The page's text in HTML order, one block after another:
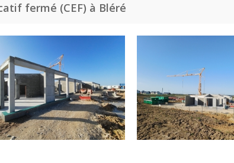
fermé (CEF) à Bléré